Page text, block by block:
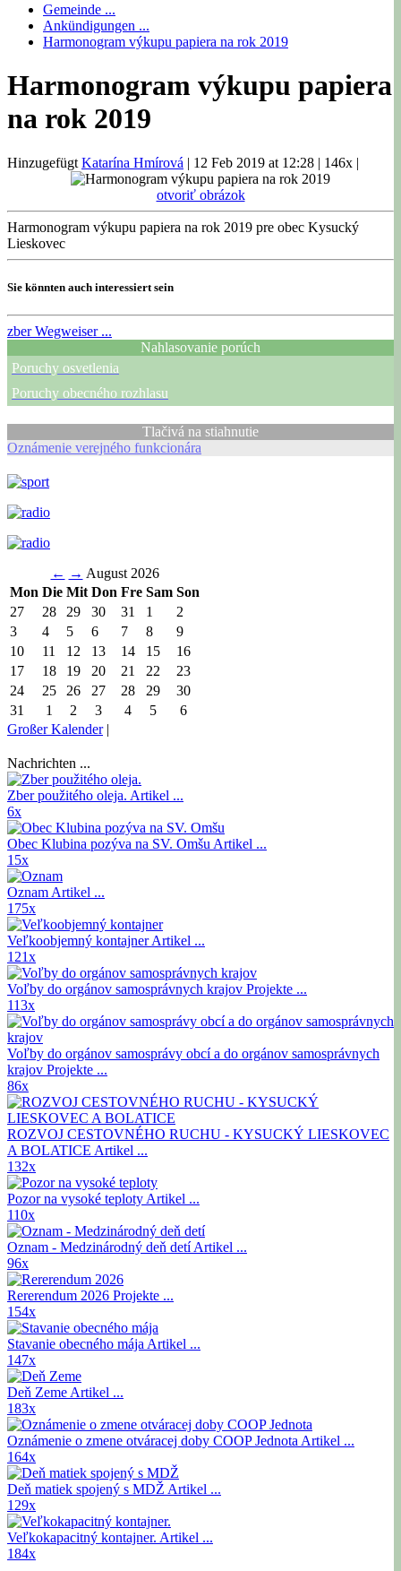
Gemeinde ...
Ankündigungen ...
Harmonogram výkupu papiera na rok 2019
Harmonogram výkupu papiera
na rok 2019
Hinzugefügt Katarína Hmírová | 12 Feb 2019 at 12:28 | 146x |
otvoriť obrázok
Harmonogram výkupu papiera na rok 2019 pre obec Kysucký
Lieskovec
Sie könnten auch interessiert sein
zberWegweiser ...
Nahlasovanie porúch
Poruchy osvetlenia
Poruchy obecného rozhlasu
Tlačivá na stiahnutie
Oznámenie verejného funkcionára
← → August 2026
Mon Die Mit Don Fre Sam Son
27
28 29 30 31 1
2
3
4 5 6 7 8
9
10
11 12 13 14 15
16
17
18 19 20 21 22
23
24
25 26 27 28 29
30
31
1 2 3 4 5
6
Großer Kalender|
Nachrichten ...
Zber použitého oleja. Artikel ...
6x
Obec Klubina pozýva na SV. Omšu Artikel ...
15x
Oznam Artikel ...
175x
Veľkoobjemný kontajnerArtikel ...
121x
Voľby do orgánov samosprávnych krajov Projekte ...
113x
Voľby do orgánov samosprávy obcí a do orgánov samosprávnych
krajov Projekte ...
86x
ROZVOJ CESTOVNÉHO RUCHU - KYSUCKÝ LIESKOVEC
A BOLATICE Artikel ...
132x
Pozor na vysoké teploty Artikel ...
110x
Oznam - Medzinárodný deň detíArtikel ...
96x
Rererendum 2026 Projekte ...
154x
Stavanie obecného mája Artikel ...
147x
Deň Zeme Artikel ...
183x
Oznámenie o zmene otváracej doby COOP Jednota Artikel ...
164x
Deň matiek spojený s MDŽ Artikel ...
129x
Veľkokapacitný kontajner. Artikel ...
184x